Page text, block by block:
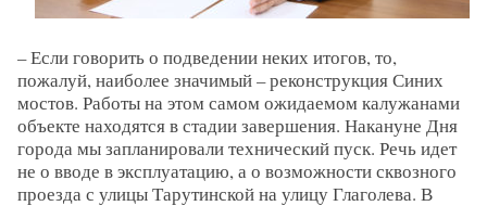
– Если говорить о подведении неких итогов, то,
пожалуй, наиболее значимый – реконструкция Синих
мостов. Работы на этом самом ожидаемом калужанами
объекте находятся в стадии завершения. Накануне Дня
города мы запланировали технический пуск. Речь идет
не о вводе в эксплуатацию, а о возможности сквозного
проезда с улицы Тарутинской на улицу Глаголева. В